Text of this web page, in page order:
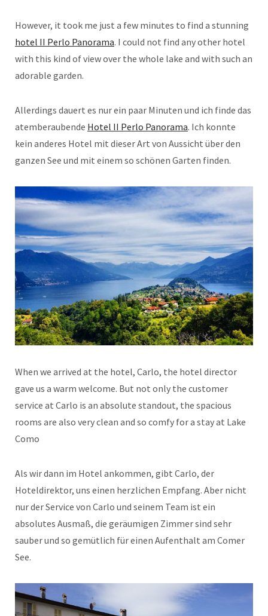
However, it took me just a few minutes to find a stunning
hotel II Perlo Panorama. I could not find any other hotel
with this kind of view over the whole lake and with such an
adorable garden.
Allerdings dauert es nur ein paar Minuten und ich finde das
atemberaubende Hotel II Perlo Panorama. Ich konnte
kein anderes Hotel mit dieser Art von Aussicht über den
ganzen See und mit einem so schönen Garten finden.
When we arrived at the hotel, Carlo, the hotel director
gave us a warm welcome. But not only the customer
service at Carlo is an absolute standout, the spacious
rooms are also very clean and so comfy for a stay at Lake
Como
Als wir dann im Hotel ankommen, gibt Carlo, der
Hoteldirektor, uns einen herzlichen Empfang. Aber nicht
nur der Service von Carlo und seinem Team ist ein
absolutes Ausmaß, die geräumigen Zimmer sind sehr
sauber und so gemütlich für einen Aufenthalt am Comer
See.